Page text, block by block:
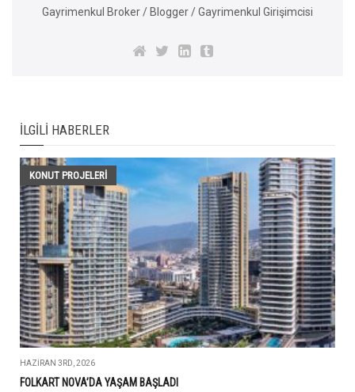
Gayrimenkul Broker / Blogger / Gayrimenkul Girişimcisi
İLGILI HABERLER
KONUT PROJELERI
HAZIRAN 3RD, 2026
FOLKART NOVA’DA YAŞAM BAŞLADI